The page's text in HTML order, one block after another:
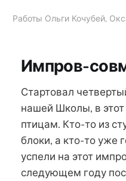
Работы Ольги Кочубей,
Импров-
Стартовал
нашей Школы, в
птицам. Кто-то из
блоки, а кто-то уже
успели на этот
следующем году